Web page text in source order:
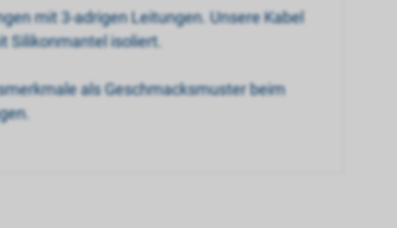
mit 3-adrigen Leitungen. Unsere Kabel
Silikonmantel isoliert.
als Geschmacksmuster beim